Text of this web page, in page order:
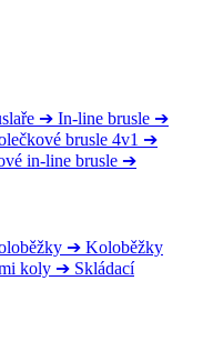
➔ In-line brusle ➔
brusle 4v1 ➔
in-line brusle ➔
➔ Koloběžky
koly ➔ Skládací